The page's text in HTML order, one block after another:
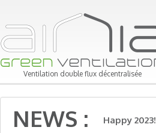
Ventilation double flux décentralisée
NEWS : Happy 2023!